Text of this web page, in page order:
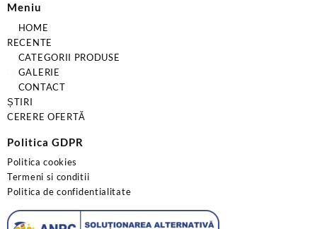
Meniu
HOME
RECENTE
CATEGORII PRODUSE
GALERIE
CONTACT
ȘTIRI
CERERE OFERTĂ
Politica GDPR
Politica cookies
Termeni si conditii
Politica de confidentialitate